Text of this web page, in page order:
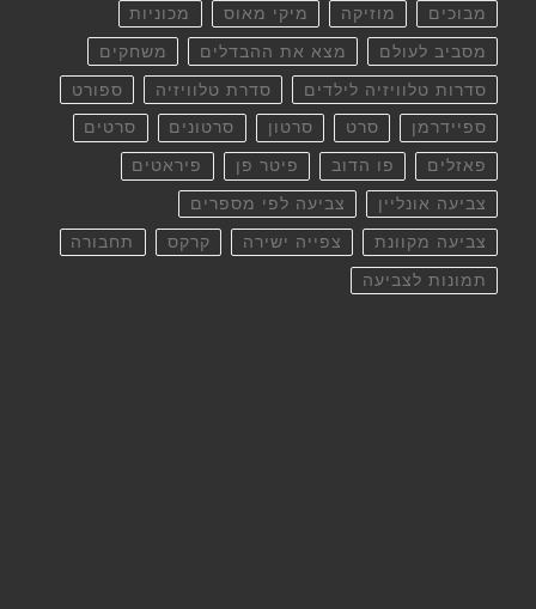
מבוכים מוזיקה מיקי מאוס מכוניות
מסביב לעולם מצא את ההבדלים משחקים
סדרות טלוויזיה לילדים סדרת טלוויזיה ספורט
ספיידרמן סרט סרטון סרטונים סרטים
פאזלים פו הדוב פיטר פן פיראטים
צביעה אונליין צביעה לפי מספרים
צביעה מקוונת צפייה ישירה קרקס תחבורה
תמונות לצביעה